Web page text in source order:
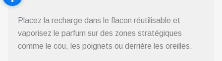
Placez la recharge dans le flacon réutilisable et
vaporisez le parfum sur des zones stratégiques
comme le cou, les poignets ou derrière les oreilles.